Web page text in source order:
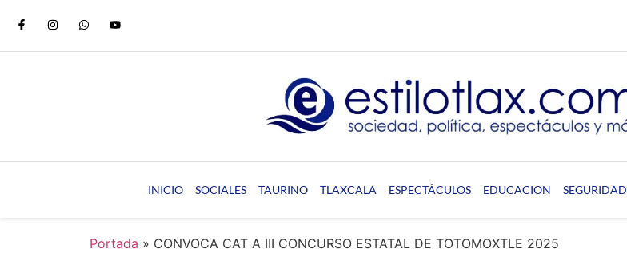
INICIO SOCIALES TAURINO TLAXCALA ESPECTÁCULOS EDUCACION SEGURIDAD
Portada » CONVOCA CAT A III CONCURSO ESTATAL DE TOTOMOXTLE 2025